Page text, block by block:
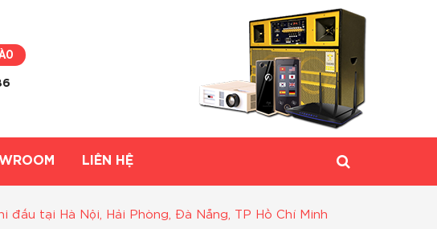
LIÊN HỆ
tại Hà Nội, Hải Phòng, Đà Nẵng, TP Hồ Chí Minh